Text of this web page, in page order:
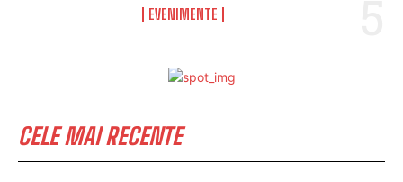
EVENIMENTE
CELE MAI RECENTE